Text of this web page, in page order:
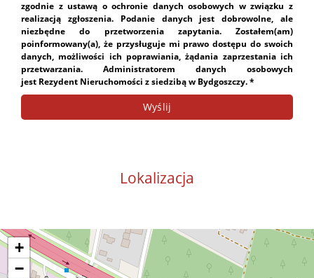
zgodnie z ustawą o ochronie danych osobowych w związku z
realizacją zgłoszenia. Podanie danych jest dobrowolne, ale
niezbędne do przetworzenia zapytania. Zostałem(am)
poinformowany(a), że przysługuje mi prawo dostępu do swoich
danych, możliwości ich poprawiania, żądania zaprzestania ich
przetwarzania. Administratorem danych osobowych
jest Rezydent Nieruchomości z siedzibą w Bydgoszczy. *
Lokalizacja
+
−